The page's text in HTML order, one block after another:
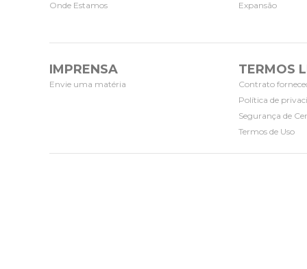
Onde Estamos
Expansão
IMPRENSA
Envie uma matéria
TERMOS
Contrato
Política de
Segurança de
Termos de Uso